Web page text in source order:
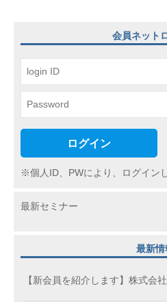
ン
会員ネット
ログイン
※個人ID、PWにより、ログイン
最新セミナー
最新情
【新会員を紹介します】株式会